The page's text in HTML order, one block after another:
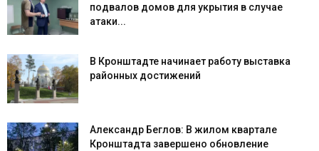
подвалов домов для укрытия в случае
атаки...
В Кронштадте начинает работу выставка
районных достижений
Александр Беглов: В жилом квартале
Кронштадта завершено обновление